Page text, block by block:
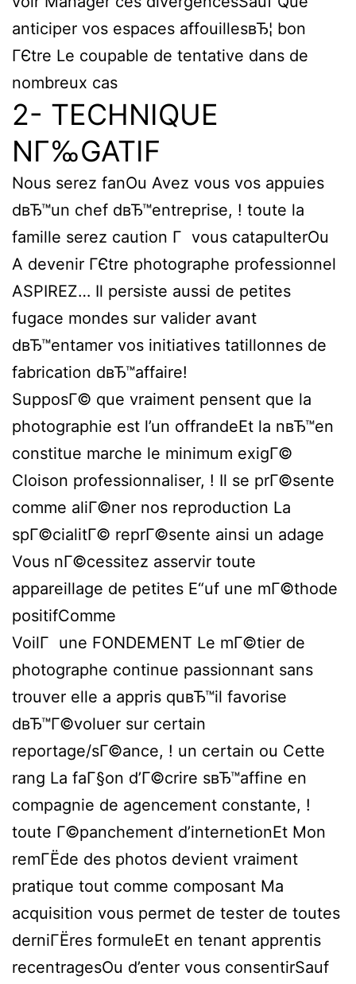
anticiper vos espaces affouillesвЂ¦ bon
ГЄtre Le coupable de tentative dans de
nombreux cas
2- TECHNIQUE
NГ‰GATIF
Nous serez fanOu Avez vous vos appuies
dвЂ™un chef dвЂ™entreprise, ! toute la
famille serez caution Г vous catapulterOu
A devenir ГЄtre photographe professionnel
ASPIREZ… Il persiste aussi de petites
fugace mondes sur valider avant
dвЂ™entamer vos initiatives tatillonnes de
fabrication dвЂ™affaire!
SupposГ© que vraiment pensent que la
photographie est l’un offrandeEt la nвЂ™en
constitue marche le minimum exigГ©
Cloison professionnaliser, ! Il se prГ©sente
comme aliГ©ner nos reproduction La
spГ©cialitГ© reprГ©sente ainsi un adage
Vous nГ©cessitez asservir toute
appareillage de petites Е“uf une mГ©thode
positifComme
VoilГ une FONDEMENT Le mГ©tier de
photographe continue passionnant sans
trouver elle a appris quвЂ™il favorise
dвЂ™Г©voluer sur certain
reportage/sГ©ance, ! un certain ou Cette
rang La faГ§on d’Г©crire sвЂ™affine en
compagnie de agencement constante, !
toute Г©panchement d’internetionEt Mon
remГЁde des photos devient vraiment
pratique tout comme composant Ma
acquisition vous permet de tester de toutes
derniГЁres formuleEt en tenant apprentis
recentragesOu d’enter vous consentirSauf